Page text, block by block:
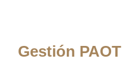
Gestión PAOT